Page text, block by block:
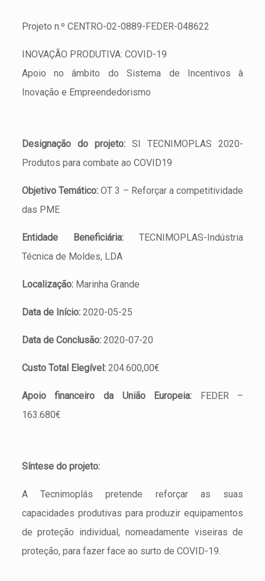
Projeto n.º CENTRO-02-0889-FEDER-048622
INOVAÇÃO PRODUTIVA: COVID-19
Apoio no âmbito do Sistema de Incentivos à
Inovação e Empreendedorismo
Designação do projeto:SI TECNIMOPLAS 2020-
Produtos para combate ao COVID19
Objetivo Temático: OT 3 – Reforçar a competitividade
das PME
Entidade Beneficiária: TECNIMOPLAS-Indústria
Técnica de Moldes, LDA
Localização:Marinha Grande
Data de Início:2020-05-25
Data de Conclusão:2020-07-20
Custo Total Elegível:204.600,00€
Apoio financeiro da União Europeia: FEDER –
163.680€
Síntese do projeto:
A Tecnimoplás pretende reforçar as suas
capacidades produtivas para produzir equipamentos
de proteção individual, nomeadamente viseiras de
proteção, para fazer face ao surto de COVID-19.